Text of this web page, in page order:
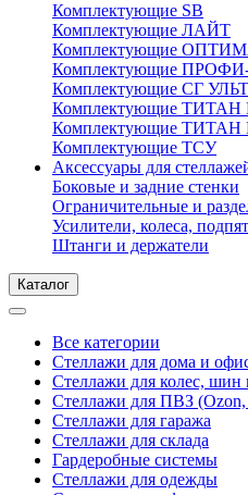
Комплектующие SB
Комплектующие ЛАЙТ
Комплектующие
Комплектующие
Комплектующие СГ
Комплектующие
Комплектующие
Комплектующие ТСУ
Аксессуары для
Боковые и задние стенки
Ограничительные и
Усилители, колеса,
Штанги и держатели
Каталог
Все категории
Стеллажи для дома и
Стеллажи для колес, шин
Стеллажи для ПВЗ
Стеллажи для гаража
Стеллажи для склада
Гардеробные системы
Стеллажи для одежды